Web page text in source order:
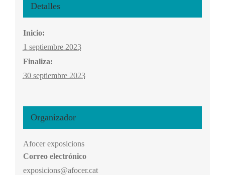
Detalles
Inicio:
1 septiembre 2023
Finaliza:
30 septiembre 2023
Organizador
Afocer exposicions
Correo electrónico
exposicions@afocer.cat